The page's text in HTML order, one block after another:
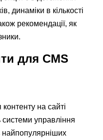
динаміки в кількості
рекомендації, як
для CMS
на сайті
управління
найпопулярніших